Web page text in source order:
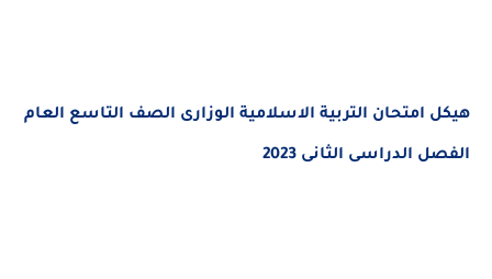
هيكل امتحان التربية الاسلامية الوزارى الصف التاسع العام
الفصل الدراسى الثانى 2023